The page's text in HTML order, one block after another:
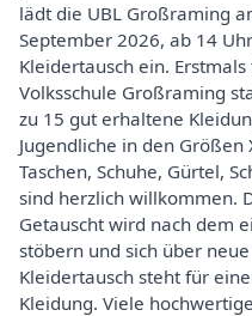
lädt die UBL Großraming
September 2026, ab 14
Kleidertausch ein.
Volksschule Großraming
zu 15 gut erhaltene
Jugendliche in den Größen
Taschen, Schuhe, Gürtel,
sind herzlich willkommen.
Getauscht wird nach dem
stöbern und sich über
Kleidertausch steht für
Kleidung. Viele